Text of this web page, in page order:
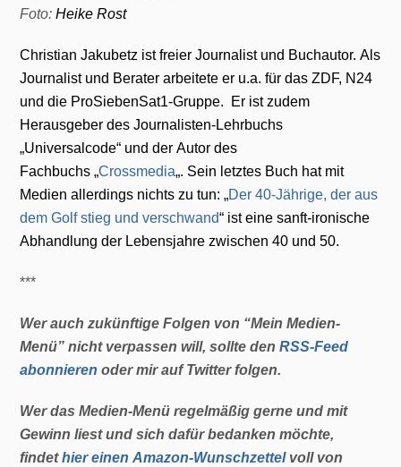
Foto:HeikeRost
Christian Jakubetz ist freier Journalist und Buchautor. Als
Journalist und Berater arbeitete er u.a. für das ZDF, N24
und die ProSiebenSat1-Gruppe. Er ist zudem
Herausgeber desJournalisten-Lehrbuchs
„Universalcode“ und der Autor des
Fachbuchs„Crossmedia„. Sein letztes Buch hat mit
Medien allerdings nichts zutun: „Der 40-Jährige, der aus
dem Golf stieg und verschwand“ ist einesanft-ironische
Abhandlung der Lebensjahre zwischen 40 und 50.
***
Wer auch zukünftige Folgen von “Mein Medien-
Menü” nicht verpassen will, sollte denRSS-Feed
abonnieren oder mir auf Twitter folgen.
Wer das Medien-Menü regelmäßig gerne und mit
Gewinn liest und sich dafür bedanken möchte,
findethier einen Amazon-Wunschzettelvoll von